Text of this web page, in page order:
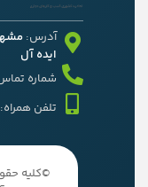
آدرس:
ایده آل
شماره
تلفن همراه:
©کلیه